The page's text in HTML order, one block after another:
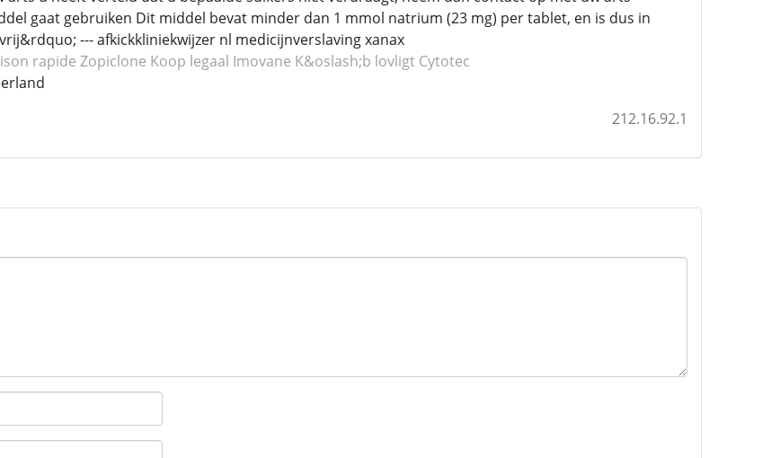
gaat gebruiken Dit middel bevat minder dan 1 mmol natrium (23 mg) per tablet, en is dus in
--- afkickkliniekwijzer nl medicijnverslaving xanax
rapide Zopiclone Koop legaal Imovane K&oslash;b lovligt Cytotec
212.16.92.1